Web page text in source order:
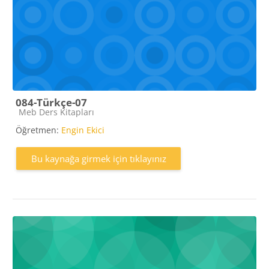
084-Türkçe-07
Kaynak kategorisi
Meb Ders Kitapları
Öğretmen: Engin Ekici
Bu kaynağa girmek için tıklayınız